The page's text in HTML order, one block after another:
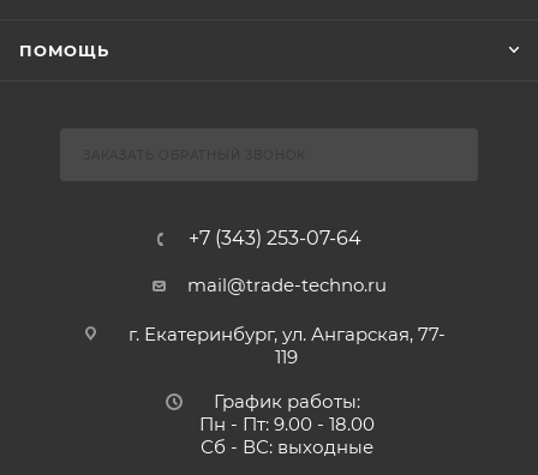
ПОМОЩЬ
+7 (343) 253-07-64
mail@trade-techno.ru
г. Екатеринбург, ул. Ангарская, 77-
119
График работы:
Пн - Пт: 9.00 - 18.00
Сб - ВС: выходные